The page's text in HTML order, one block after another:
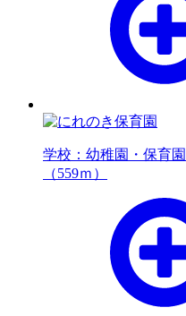
学校：幼稚園・保育園
（559ｍ）